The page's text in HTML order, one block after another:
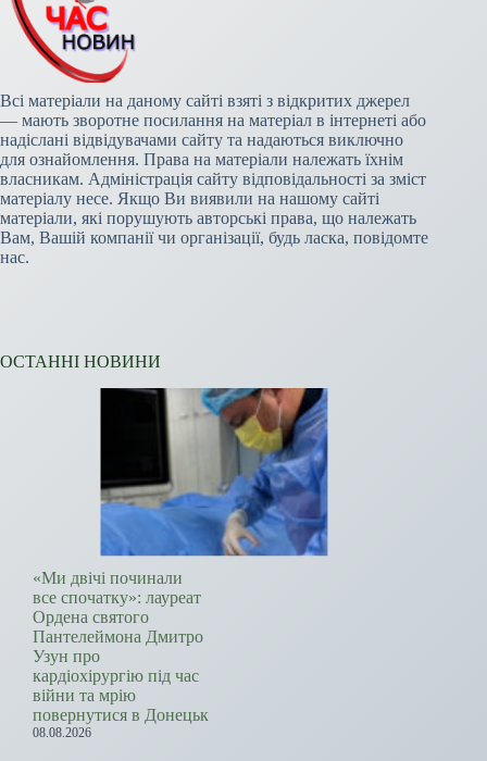
Всі матеріали на даному сайті взяті з відкритих джерел
— мають зворотне посилання на матеріал в інтернеті або
надіслані відвідувачами сайту та надаються виключно
для ознайомлення. Права на матеріали належать їхнім
власникам. Адміністрація сайту відповідальності за зміст
матеріалу несе. Якщо Ви виявили на нашому сайті
матеріали, які порушують авторські права, що належать
Вам, Вашій компанії чи організації, будь ласка, повідомте
нас.
ОСТАННІ НОВИНИ
«Ми двічі починали
все спочатку»: лауреат
Ордена святого
Пантелеймона Дмитро
Узун про
кардіохірургію під час
війни та мрію
повернутися в Донецьк
08.08.2026